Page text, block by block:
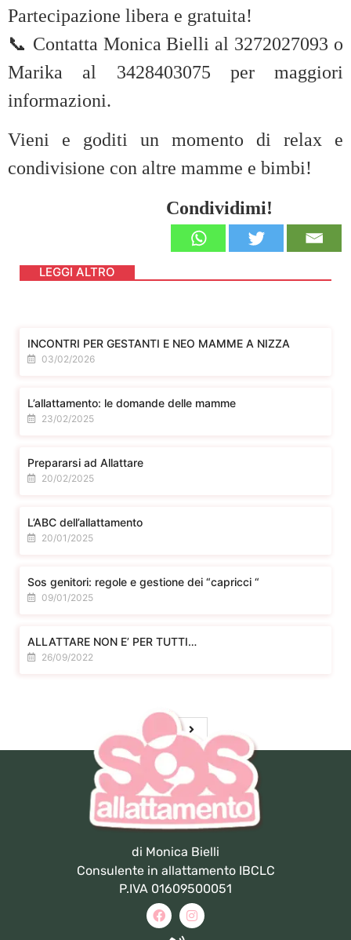
Partecipazione libera e gratuita!
📞 Contatta Monica Bielli al 3272027093 o
Marika al 3428403075 per maggiori
informazioni.
Vieni e goditi un momento di relax e
condivisione con altre mamme e bimbi!
Condividimi!
LEGGI ALTRO
INCONTRI PER GESTANTI E NEO MAMME A NIZZA
03/02/2026
L’allattamento: le domande delle mamme
23/02/2025
Prepararsi ad Allattare
20/02/2025
L’ABC dell’allattamento
20/01/2025
Sos genitori: regole e gestione dei “capricci “
09/01/2025
ALLATTARE NON E’ PER TUTTI…
26/09/2022
di Monica Bielli
Consulente in allattamento IBCLC
P.IVA 01609500051